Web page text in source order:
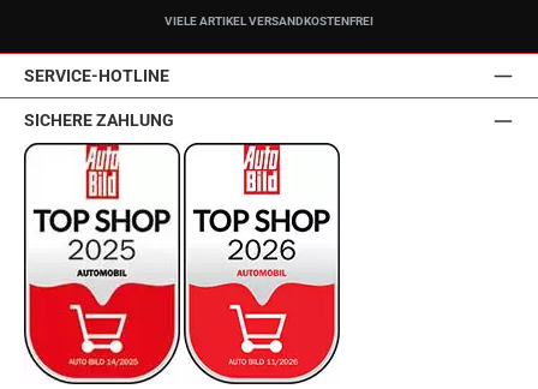
VIELE ARTIKEL VERSANDKOSTENFREI
SERVICE-HOTLINE
SICHERE ZAHLUNG